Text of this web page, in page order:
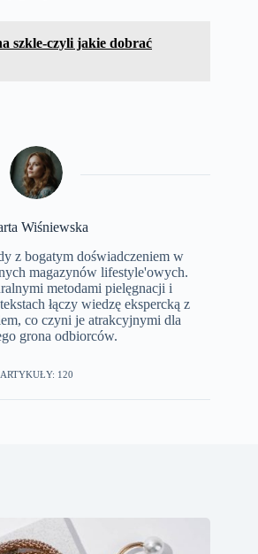
szkle-czyli jakie dobrać
Wiśniewska
z bogatym doświadczeniem w
magazynów lifestyle'owych.
metodami pielęgnacji i
łączy wiedzę ekspercką z
co czyni je atrakcyjnymi dla
grona odbiorców.
ARTYKUŁY: 120